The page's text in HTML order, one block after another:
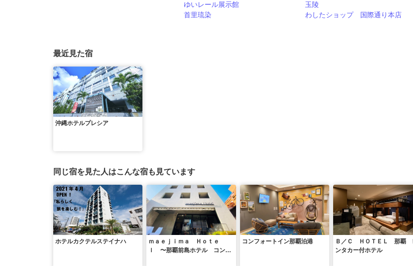
ゆいレール展示館
玉陵
首里琉染
わしたショップ 国際通り本店
最近見た宿
沖縄ホテルプレシア
同じ宿を見た人はこんな宿も見ています
ホテルカクテルステイナハ
ｍａｅｊｉｍａ Ｈｏｔｅ
ｌ 〜那覇前島ホテル コンセ
コンフォートイン那覇泊港
Ｂ／Ｃ ＨＯＴＥＬ 那覇
ンタカー付ホテル